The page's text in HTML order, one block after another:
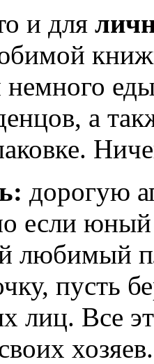
и для
немного
а
дорогую
если
любимый
пусть
лиц. Все
хозяев.